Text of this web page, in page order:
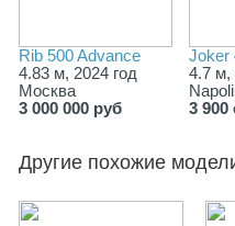
Rib 500 Advance
4.83 м, 2024 год
Москва
3 000 000 руб
Joker
4.7 м,
3 900
Другие похожие